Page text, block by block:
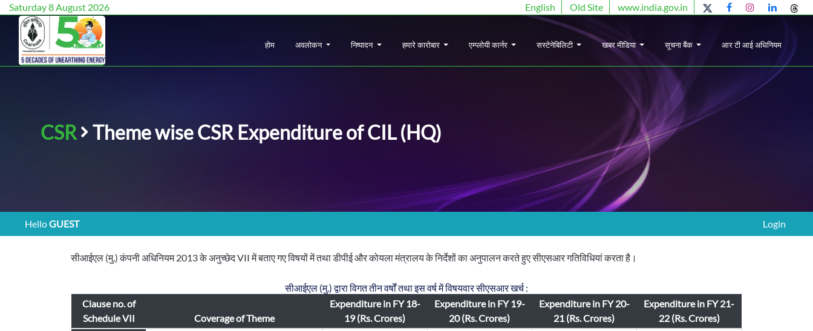
Saturday 8 August 2026 English Old Site www.india.gov.in
होम अवलोकन निष्पादन हमारे कारोबार एम्प्लोयी कार्नर सस्टेनेबिलिटी खबर मीडिया सूचना बैंक आर टी आई अधिनियम
CSR Theme wise CSR Expenditure of CIL (HQ)
HelloGUEST Login
सीआईएल (मु.) कंपनी अधिनियम 2013 के अनुच्छेद VII में बताए गए विषयों में तथा डीपीई और कोयला मंत्रालय के निर्देशों का अनुपालन करते हुए सीएसआर गतिविधियां करता है।
सीआईएल (मु.) द्वारा विगत तीन वर्षों तथा इस वर्ष में विषयवार सीएसआर खर्च :
Clause no. of
Schedule VII
Coverage of Theme
Expenditure in FY 18-
19 (Rs. Crores)
Expenditure in FY 19-
20 (Rs. Crores)
Expenditure in FY 20-
21 (Rs. Crores)
Expenditure in FY 21-
22 (Rs. Crores)